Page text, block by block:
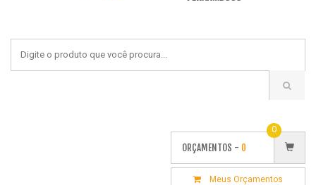
ORÇAMENTOS - 0
0
Meus Orçamentos